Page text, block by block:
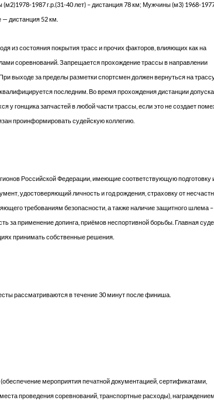
1987 г.р.(31-40 лет) – дистанция 78 км; Мужчины (м3) 1968-1977
дистанция 52 км.
из состояния покрытия трасс и прочих факторов, влияющих как на
соревнований. Запрещается прохождение трассы в направлении
выходе за пределы разметки спортсмен должен вернуться на
последним. Во время прохождения дистанции
гонщика запчастей в любой части трассы, если это не создает
проинформировать судейскую коллегию.
Российской Федерации, имеющие соответствующую подготовку
удостоверяющий личность и год рождения, страховку от
требованиям безопасности, а также наличие защитного шлема –
за применение допинга, приёмов неспортивной борьбы. Главная
принимать собственные решения.
рассматриваются в течение 30 минут после финиша.
мероприятия печатной документацией, сертификатами,
проведения соревнований, транспортные расходы), награждением